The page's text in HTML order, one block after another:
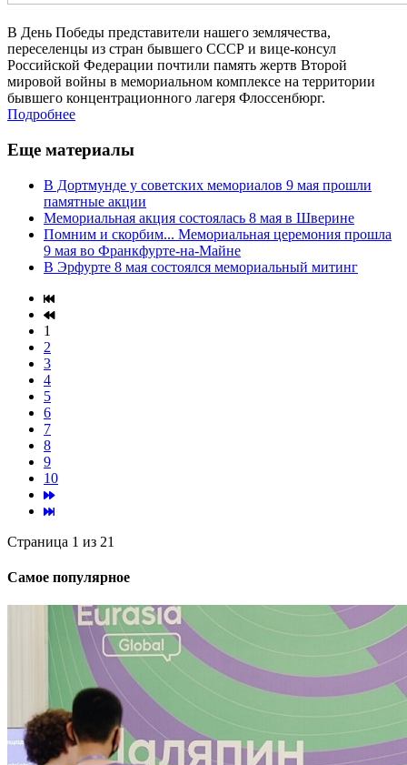
В День Победы представители нашего землячества,
переселенцы из стран бывшего СССР и вице-консул
Российской Федерации почтили память жертв Второй
мировой войны в мемориальном комплексе на территории
бывшего концентрационного лагеря Флоссенбюрг.
Подробнее
Еще материалы
В Дортмунде у советских мемориалов 9 мая прошли
памятные акции
Мемориальная акция состоялась 8 мая в Шверине
Помним и скорбим... Мемориальная церемония прошла
9 мая во Франкфурте-на-Майне
В Эрфурте 8 мая состоялся мемориальный митинг
1
2
3
4
5
6
7
8
9
10
Страница 1 из 21
Самое популярное